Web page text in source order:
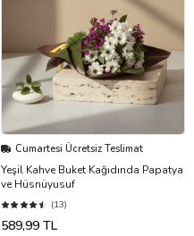
Cumartesi Ücretsiz Teslimat
Yeşil Kahve Buket Kağıdında Papatya
ve Hüsnüyusuf
(13)
589,99 TL